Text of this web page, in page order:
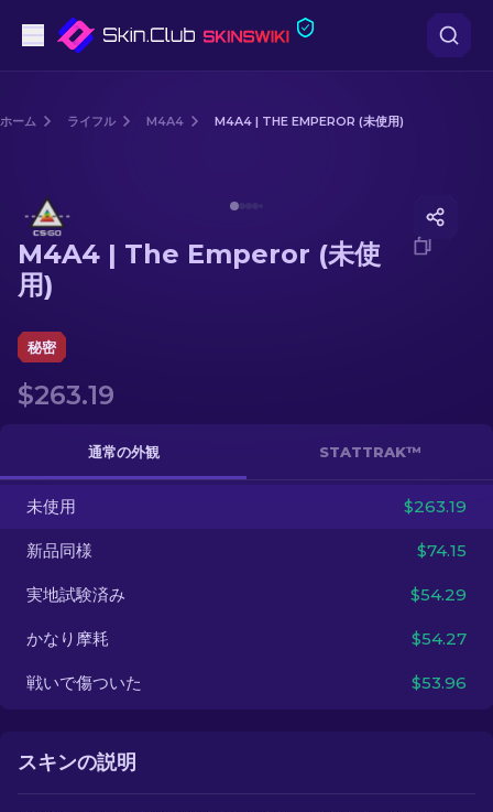
スナイパーライフル
その他
JA
ホーム ライフル M4A4 M4A4 | THE EMPEROR (未使用)
M4A4 | The Emperor (未使
用)
秘密
$263.19
通常の外観 STATTRAK™
未使用 $263.19
新品同様 $74.15
実地試験済み $54.29
かなり摩耗 $54.27
戦いで傷ついた $53.96
スキンの説明